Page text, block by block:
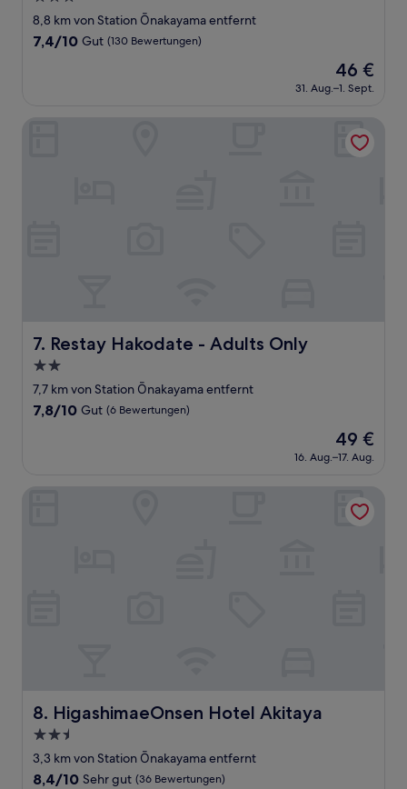
Sterne-
Unterkunft
8,8 km von Station Ōnakayama entfernt
7.4
Bewertungen)
7,4/10 Gut (130 Bewertungen)
Der
Preis
beträgt
46 €
31. Aug.–1. Sept.
7. Restay Hakodate - Adults Only
Restay Hakodate - Adults Only
2.0-
Sterne-
Unterkunft
7,7 km von Station Ōnakayama entfernt
7.8
Bewertungen)
7,8/10 Gut (6 Bewertungen)
Der
Preis
beträgt
49 €
16. Aug.–17. Aug.
8. HigashimaeOnsen Hotel Akitaya
HigashimaeOnsen Hotel Akitaya
2.5-
Sterne-
Unterkunft
3,3 km von Station Ōnakayama entfernt
8.4
8,4/10 Sehr gut (36 Bewertungen)